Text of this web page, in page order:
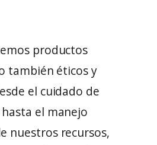
productos
también éticos y
el cuidado de
el manejo
nuestros recursos,